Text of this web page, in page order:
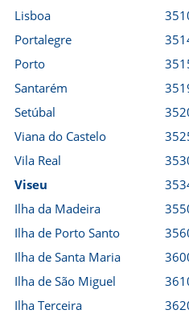
Lisboa
Portalegre
Porto
Santarém
Setúbal
Viana do Castelo
Vila Real
Viseu
Ilha da Madeira
Ilha de Porto Santo
Ilha de Santa Maria
Ilha de São Miguel
Ilha Terceira